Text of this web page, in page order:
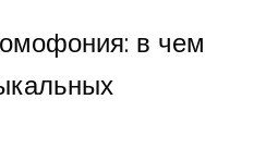
в чем